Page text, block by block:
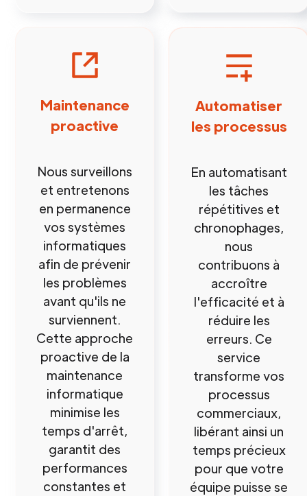
Maintenance
proactive
Nous surveillons
et entretenons
en permanence
vos systèmes
informatiques
afin de prévenir
les problèmes
avant qu'ils ne
surviennent.
Cette approche
proactive de la
maintenance
informatique
minimise les
temps d'arrêt,
garantit des
performances
constantes et
Automatiser
les processus
En automatisant
les tâches
répétitives et
chronophages,
nous
contribuons à
accroître
l'efficacité et à
réduire les
erreurs. Ce
service
transforme vos
processus
commerciaux,
libérant ainsi un
temps précieux
pour que votre
équipe puisse se